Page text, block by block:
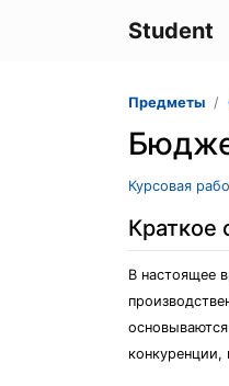
Student
Предметы
Курсовая
Краткое
В настоящее